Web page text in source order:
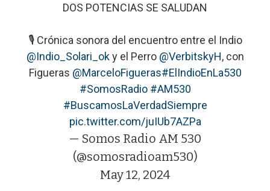
DOS POTENCIAS SE SALUDAN
🎙 Crónica sonora del encuentro entre el Indio
@Indio_Solari_oky el Perro @VerbitskyH, con
Figueras @MarceloFigueras#ElIndioEnLa530
#SomosRadio #AM530
#BuscamosLaVerdadSiempre
pic.twitter.com/juIUb7AZPa
— Somos Radio AM 530
(@somosradioam530)
May 12, 2024